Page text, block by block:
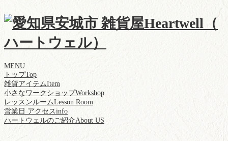
MENU
トップTop
雑貨アイテムItem
小さなワークショップWorkshop
レッスンルームLesson Room
営業日 アクセスinfo
ハートウェルのご紹介About US